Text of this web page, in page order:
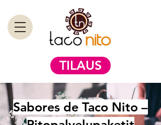
TILAUS
Sabores de Taco Nito –